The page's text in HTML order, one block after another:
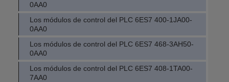
0AA0
Los módulos de control del PLC 6ES7 400-1JA00-
0AA0
Los módulos de control del PLC 6ES7 468-3AH50-
0AA0
Los módulos de control del PLC 6ES7 408-1TA00-
7AA0